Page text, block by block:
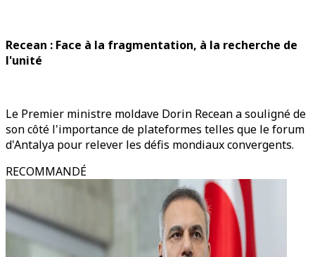
Recean : Face à la fragmentation, à la recherche de
l'unité
Le Premier ministre moldave Dorin Recean a souligné de
son côté l'importance de plateformes telles que le forum
d'Antalya pour relever les défis mondiaux convergents.
RECOMMANDÉ